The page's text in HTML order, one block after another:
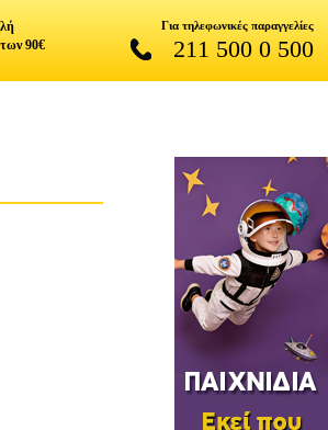
90€
Για τηλεφωνικές παραγγελίες
211 500 0 500